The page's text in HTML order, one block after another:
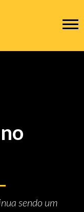
sendo um